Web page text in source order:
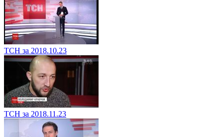
ТСН за 2018.10.23
ТСН за 2018.11.23